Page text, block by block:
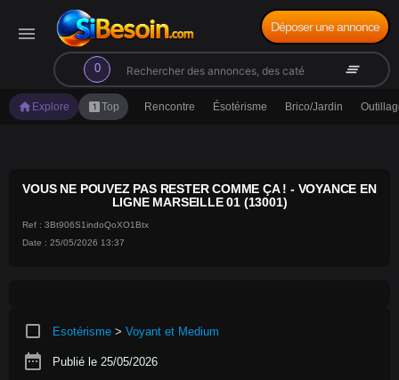
menu
0
search clear_all
Déposer une annonce
home Explore looks_oneTop Rencontre Ésotérisme Brico/Jardin
VOUS NE POUVEZ PAS RESTER COMME ÇA ! - VOYANCE EN
LIGNE MARSEILLE 01 (13001)
Ref : 3Bt906S1indoQoXO1Btx
Date : 25/05/2026 13:37
crop_square Esotérisme > Voyant et Medium
date_range Publié le 25/05/2026